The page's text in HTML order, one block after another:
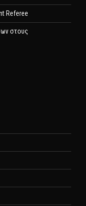
Referee
στους